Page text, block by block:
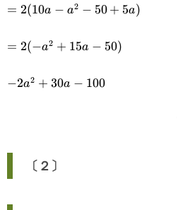
(10-a)
=2(10a-
= 2(10a − a2 − 50 + 5a)
=2(-
= 2(−a2 + 15a − 50)
-2a^2+30a-
−2a2 + 30a − 100
〔２〕